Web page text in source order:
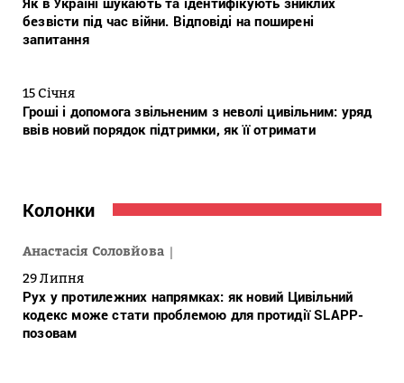
безвісти під час війни. Відповіді на поширені
запитання
15 Січня
Гроші і допомога звільненим з неволі цивільним: уряд
ввів новий порядок підтримки, як її отримати
Колонки
Анастасія Соловйова
29 Липня
Рух у протилежних напрямках: як новий Цивільний
кодекс може стати проблемою для протидії SLAPP-
позовам